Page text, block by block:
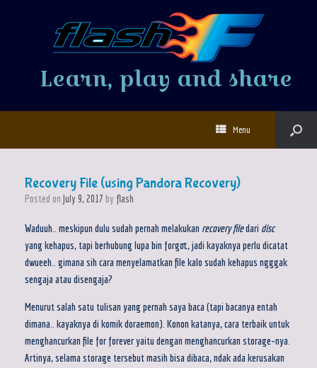
Learn, play and share
Menu
Recovery File (using Pandora Recovery)
Posted on July 9, 2017 by flash
Waduuh.. meskipun dulu sudah pernah melakukan recovery filedari disc
yang kehapus, tapi berhubung lupa bin forgot, jadi kayaknya perlu dicatat
dwueeh.. gimana sih cara menyelamatkan file kalo sudah kehapus ngggak
sengaja atau disengaja?
Menurut salah satu tulisan yang pernah saya baca (tapi bacanya entah
dimana.. kayaknya di komik doraemon). Konon katanya, cara terbaik untuk
menghancurkan file for forever yaitu dengan menghancurkan storage-nya.
Artinya, selama storage tersebut masih bisa dibaca, ndak ada kerusakan